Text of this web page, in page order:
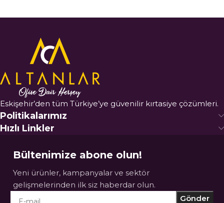
Eskişehir’den tüm Türkiye’ye güvenilir kırtasiye çözümleri.
Politikalarımız
Hızlı Linkler
Bültenimize abone olun!
Yeni ürünler, kampanyalar ve sektör
gelişmelerinden ilk siz haberdar olun.